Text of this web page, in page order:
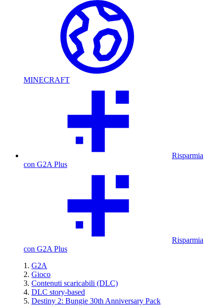
MINECRAFT
Risparmia
con G2A Plus
Risparmia
con G2A Plus
G2A
Gioco
Contenuti scaricabili (DLC)
DLC story-based
Destiny 2: Bungie 30th Anniversary Pack